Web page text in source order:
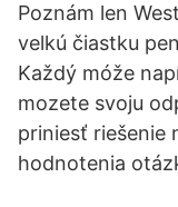
Poznám len
velkú čiastku
Každý móže
mozete svoju
priniesť riešenie
hodnotenia